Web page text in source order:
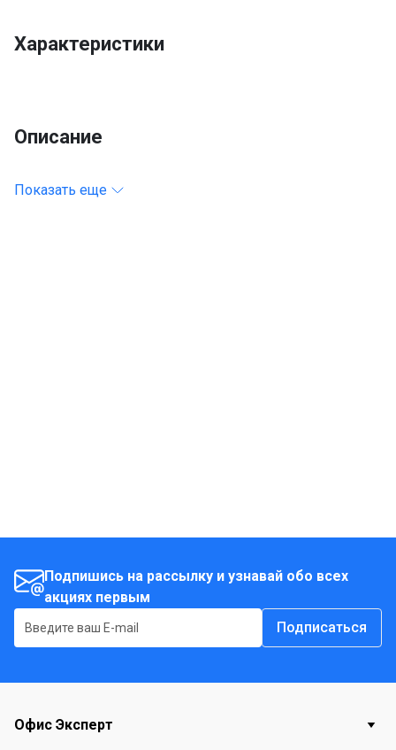
Характеристики
Описание
Показать еще
Подпишись на рассылку и узнавай обо всех
акциях первым
Подписаться
Офис Эксперт